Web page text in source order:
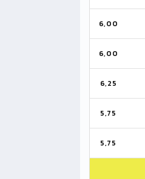
6,00
6,00
6,25
5,75
5,75